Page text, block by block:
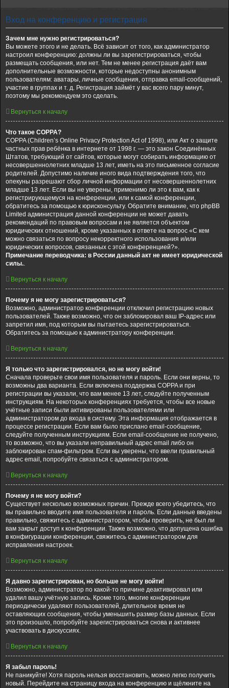
Вход на конференцию и регистрация
Зачем мне нужно регистрироваться?
Вы можете этого и не делать. Всё зависит от того, как администратор
настроил конференцию: должны ли вы зарегистрироваться, чтобы
размещать сообщения, или нет. Тем не менее регистрация даёт вам
дополнительные возможности, которые недоступны анонимным
пользователям: аватары, личные сообщения, отправка email-сообщений,
участие в группах и т. д. Регистрация займёт у вас всего пару минут,
поэтому мы рекомендуем это сделать.
Вернуться к началу
Что такое COPPA?
COPPA (Children’s Online Privacy Protection Act of 1998), или Акт о защите
частных прав ребёнка в интернете от 1998 г. — это закон Соединённых
Штатов, требующий от сайтов, которые могут собирать информацию от
несовершеннолетних младше 13 лет, иметь на это письменное согласие
родителей. Допустимо наличие иного вида подтверждения того, что
опекуны разрешают сбор личной информации от несовершеннолетних
младше 13 лет. Если вы не уверены, применимо ли это к вам, как к
регистрирующемуся на конференции, или к самой конференции,
обратитесь за помощью к юрисконсульту. Обратите внимание, что phpBB
Limited администрация данной конференции не может давать
рекомендаций по правовым вопросам и не является объектом
юридических отношений, кроме указанных в ответе на вопрос «С кем
можно связаться по вопросу некорректного использования и/или
юридических вопросов, связанных с этой конференцией?».
Примечание переводчика: в России данный акт не имеет юридической
силы..
Вернуться к началу
Почему я не могу зарегистрироваться?
Возможно, администратор конференции отключил регистрацию новых
пользователей. Также возможно, что он заблокировал ваш IP-адрес или
запретил имя, под которым вы пытаетесь зарегистрироваться.
Обратитесь за помощью к администратору конференции.
Вернуться к началу
Я только что зарегистрировался, но не могу войти!
Сначала проверьте свои имя пользователя и пароль. Если они верны, то
возможны два варианта. Если включена поддержка COPPA и при
регистрации вы указали, что вам менее 13 лет, следуйте полученным
инструкциям. На некоторых конференциях требуется, чтобы все новые
учётные записи были активированы пользователями или
администратором до входа в систему. Эта информация отображается в
процессе регистрации. Если вам было прислано email-сообщение,
следуйте полученным инструкциям. Если email-сообщение не получено,
то возможно, что вы указали неправильный адрес email либо он
заблокирован спам-фильтром. Если вы уверены, что ввели правильный
адрес email, попробуйте связаться с администратором.
Вернуться к началу
Почему я не могу войти?
Существует несколько возможных причин. Прежде всего убедитесь, что
вы правильно вводите имя пользователя и пароль. Если данные введены
правильно, свяжитесь с администратором, чтобы проверить, не был ли
вам закрыт доступ к конференции. Также возможно, что допущена ошибка
в конфигурации конференции, свяжитесь с администратором для
исправления настроек.
Вернуться к началу
Я давно зарегистрирован, но больше не могу войти!
Возможно, администратор по какой-то причине деактивировал или
удалил вашу учётную запись. Кроме того, многие конференции
периодически удаляют пользователей, длительное время не
оставляющих сообщения, чтобы уменьшить размер базы данных. Если
это произошло, попробуйте зарегистрироваться снова и активнее
участвовать в дискуссиях.
Вернуться к началу
Я забыл пароль!
Не паникуйте! Хотя пароль нельзя восстановить, можно легко получить
новый. Перейдите на страницу входа на конференцию и щёлкните на